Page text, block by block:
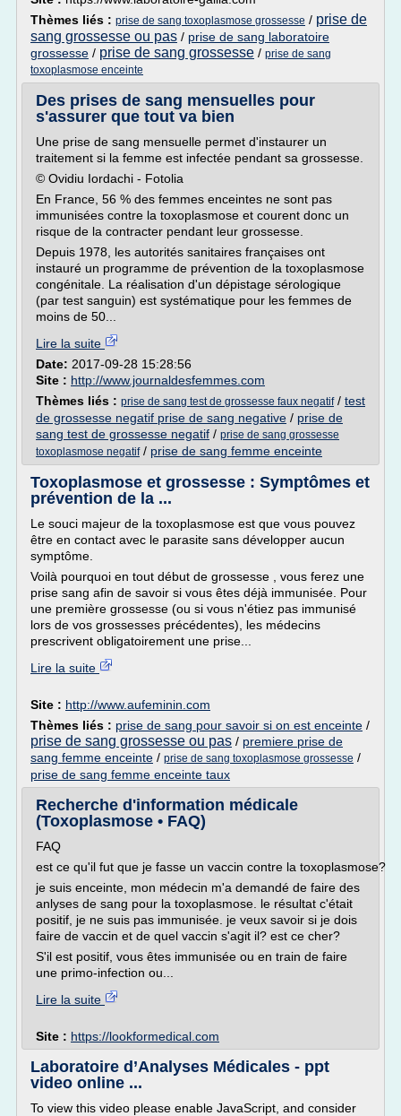
Thèmes liés : prise de sang toxoplasmose grossesse / prise de
sang grossesse ou pas / prise de sang laboratoire
grossesse / prise de sang grossesse / prise de sang
toxoplasmose enceinte
Des prises de sang mensuelles pour
s'assurer que tout va bien
Une prise de sang mensuelle permet d'instaurer un
traitement si la femme est infectée pendant sa grossesse.
© Ovidiu Iordachi - Fotolia
En France, 56 % des femmes enceintes ne sont pas
immunisées contre la toxoplasmose et courent donc un
risque de la contracter pendant leur grossesse.
Depuis 1978, les autorités sanitaires françaises ont
instauré un programme de prévention de la toxoplasmose
congénitale. La réalisation d'un dépistage sérologique
(par test sanguin) est systématique pour les femmes de
moins de 50...
Lire la suite
Date: 2017-09-28 15:28:56
Site : http://www.journaldesfemmes.com
Thèmes liés : prise de sang test de grossesse faux negatif/ test
de grossesse negatif prise de sang negative / prise de
sang test de grossesse negatif / prise de sang grossesse
toxoplasmose negatif/ prise de sang femme enceinte
Toxoplasmose et grossesse : Symptômes et
prévention de la ...
Le souci majeur de la toxoplasmose est que vous pouvez
être en contact avec le parasite sans développer aucun
symptôme.
Voilà pourquoi en tout début de grossesse , vous ferez une
prise sang afin de savoir si vous êtes déjà immunisée. Pour
une première grossesse (ou si vous n'étiez pas immunisé
lors de vos grossesses précédentes), les médecins
prescrivent obligatoirement une prise...
Lire la suite
Site : http://www.aufeminin.com
Thèmes liés : prise de sang pour savoir si on est enceinte /
prise de sang grossesse ou pas / premiere prise de
sang femme enceinte / prise de sang toxoplasmose grossesse /
prise de sang femme enceinte taux
Recherche d'information médicale
(Toxoplasmose • FAQ)
FAQ
est ce qu'il fut que je fasse un vaccin contre la toxoplasmose?
je suis enceinte, mon médecin m'a demandé de faire des
anlyses de sang pour la toxoplasmose. le résultat c'était
positif, je ne suis pas immunisée. je veux savoir si je dois
faire de vaccin et de quel vaccin s'agit il? est ce cher?
S'il est positif, vous êtes immunisée ou en train de faire
une primo-infection ou...
Lire la suite
Site : https://lookformedical.com
Laboratoire d’Analyses Médicales - ppt
video online ...
To view this video please enable JavaScript, and consider